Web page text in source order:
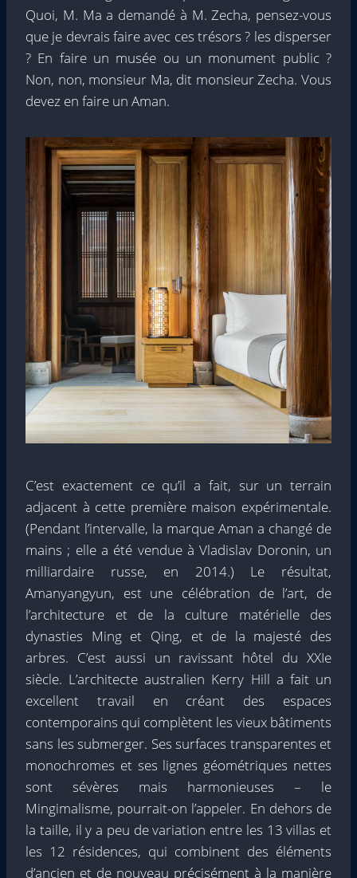
Quoi, M. Ma a demandé à M. Zecha, pensez-vous
que je devrais faire avec ces trésors ? les disperser
? En faire un musée ou un monument public ?
Non, non, monsieur Ma, dit monsieur Zecha. Vous
devez en faire un Aman.
C’est exactement ce qu’il a fait, sur un terrain
adjacent à cette première maison expérimentale.
(Pendant l’intervalle, la marque Aman a changé de
mains ; elle a été vendue à Vladislav Doronin, un
milliardaire russe, en 2014.) Le résultat,
Amanyangyun, est une célébration de l’art, de
l’architecture et de la culture matérielle des
dynasties Ming et Qing, et de la majesté des
arbres. C’est aussi un ravissant hôtel du XXIe
siècle. L’architecte australien Kerry Hill a fait un
excellent travail en créant des espaces
contemporains qui complètent les vieux bâtiments
sans les submerger. Ses surfaces transparentes et
monochromes et ses lignes géométriques nettes
sont sévères mais harmonieuses – le
Mingimalisme, pourrait-on l’appeler. En dehors de
la taille, il y a peu de variation entre les 13 villas et
les 12 résidences, qui combinent des éléments
d’ancien et de nouveau précisément à la manière